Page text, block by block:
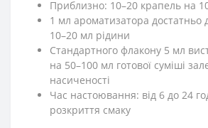
Приблизно: 10–20 крапель на
1 мл ароматизатора достатньо
10–20 мл рідини
Стандартного флакону 5 мл
на 50–100 мл готової суміші
насиченості
Час настоювання: від 6 до 24
розкриття смаку